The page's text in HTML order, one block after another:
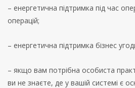
– енергетична підтримка під час
операцій;
– енергетична підтримка бізнес
– якщо вам потрібна особиста
ви не знаєте, де у вашій системі є